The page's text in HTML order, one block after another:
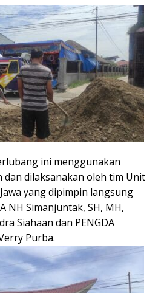
ini menggunakan
dilaksanakan oleh tim Unit
yang dipimpin langsung
NH Simanjuntak, SH, MH,
Siahaan dan PENGDA
Purba.